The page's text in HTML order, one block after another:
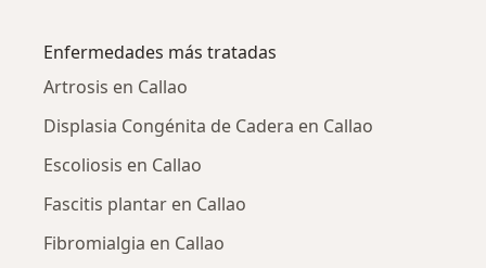
Enfermedades más tratadas
Artrosis en Callao
Displasia Congénita de Cadera en Callao
Escoliosis en Callao
Fascitis plantar en Callao
Fibromialgia en Callao